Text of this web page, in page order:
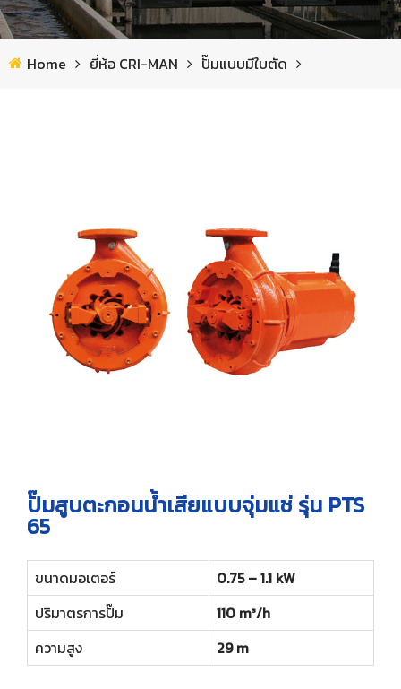
สถานีเท พอลิเมอร์
เครื่องอบฆ่าเชื้อที่ลองนอนสัตว์
ใบกวนผสม
ยี่ห้อ PSV
เครื่องดักขยะ แบบสแตติค
เครื่องดักขยะแบบดรัมหมุน
อินเทอร์นอลโรตารี่สกรีน
สกรูไม่มีแกนเพลา
อุปกรณ์ป้อนหญ้า
ยี่ห้อ VA TEKNIK
ท่อเก็บสกัม (ฝ้าใบ)
ใบกวาดสลัดจ์แบบหมุน
สกรูดิสก์เพรส
Home ยี่ห้อ CRI-MAN ปั๊มแบบมีใบตัด
ปั๊มสูบตะกอนน้ำเสียแบบจุ่มแช่ รุ่น PTS
65
ขนาดมอเตอร์
0.75 – 1.1 kW
ปริมาตรการปั๊ม
110 m³/h
ความสูง
29 m